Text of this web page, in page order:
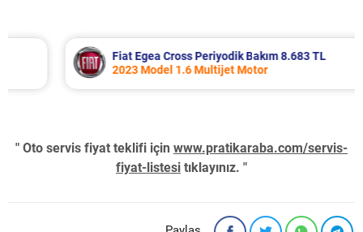
Fiat Egea Cross Periyodik Bakım 8.683 TL
2023 Model 1.6 Multijet Motor
" Oto servis fiyat teklifi için www.pratikaraba.com/servis-
fiyat-listesi tıklayınız. "